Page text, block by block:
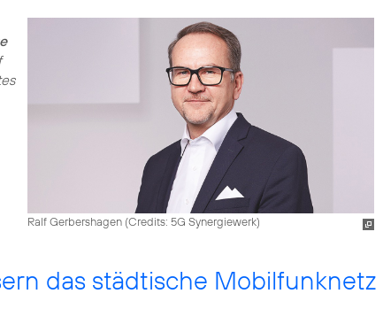
Ralf Gerbershagen (Credits: 5G Synergiewerk)
das städtische Mobilfunknetz